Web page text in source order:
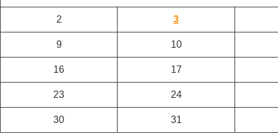
2 3
9 10
16 17
23 24
30 31